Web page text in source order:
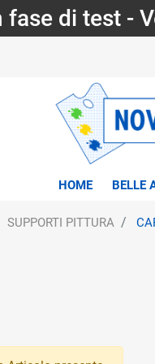
fase di test -
HOME BELLE
SUPPORTI PITTURA